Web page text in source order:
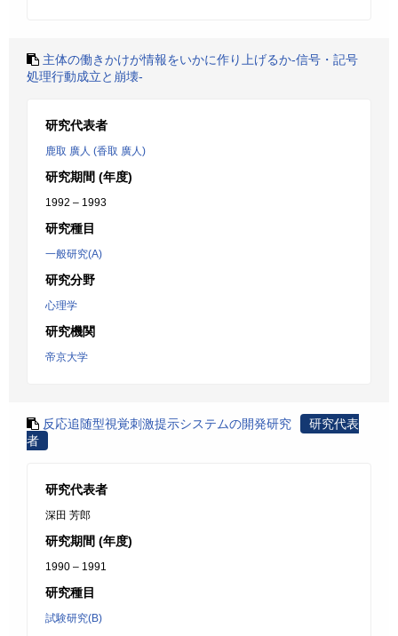
主体の働きかけが情報をいかに作り上げるか-信号・記号
処理行動成立と崩壊-
研究代表者
鹿取 廣人 (香取 廣人)
研究期間 (年度)
1992 – 1993
研究種目
一般研究(A)
研究分野
心理学
研究機関
帝京大学
反応追随型視覚刺激提示システムの開発研究
研究代表
者
研究代表者
深田 芳郎
研究期間 (年度)
1990 – 1991
研究種目
試験研究(B)